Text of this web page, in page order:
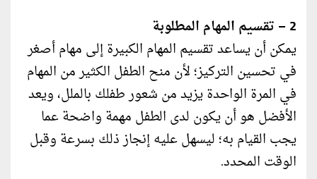
2 – تقسيم المهام المطلوبة
يمكن أن يساعد تقسيم المهام الكبيرة إلى مهام أصغر
في تحسين التركيز؛ لأن منح الطفل الكثير من المهام
في المرة الواحدة يزيد من شعور طفلك بالملل، ويعد
الأفضل هو أن يكون لدى الطفل مهمة واضحة عما
يجب القيام به؛ ليسهل عليه إنجاز ذلك بسرعة وقبل
الوقت المحدد.